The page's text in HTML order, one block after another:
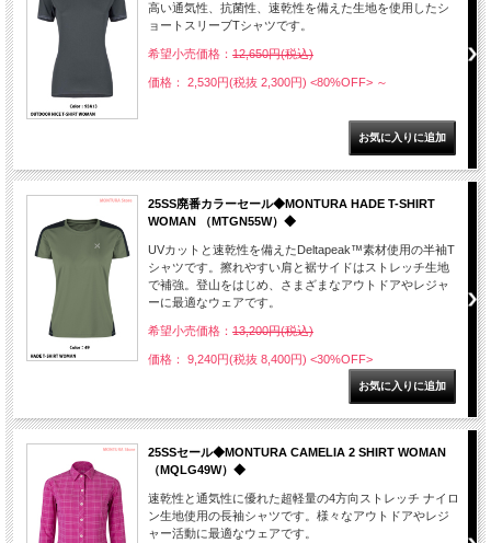
高い通気性、抗菌性、速乾性を備えた生地を使用したシ
ョートスリーブTシャツです。
希望小売価格： 12,650円(税込)
価格： 2,530円(税抜 2,300円) <80%OFF> ～
25SS廃番カラーセール◆MONTURA HADE T-SHIRT
WOMAN （MTGN55W）◆
UVカットと速乾性を備えたDeltapeak™素材使用の半袖T
シャツです。擦れやすい肩と裾サイドはストレッチ生地
で補強。登山をはじめ、さまざまなアウトドアやレジャ
ーに最適なウェアです。
希望小売価格： 13,200円(税込)
価格： 9,240円(税抜 8,400円) <30%OFF>
25SSセール◆MONTURA CAMELIA 2 SHIRT WOMAN
（MQLG49W）◆
速乾性と通気性に優れた超軽量の4方向ストレッチ ナイロ
ン生地使用の長袖シャツです。様々なアウトドアやレジ
ャー活動に最適なウェアです。